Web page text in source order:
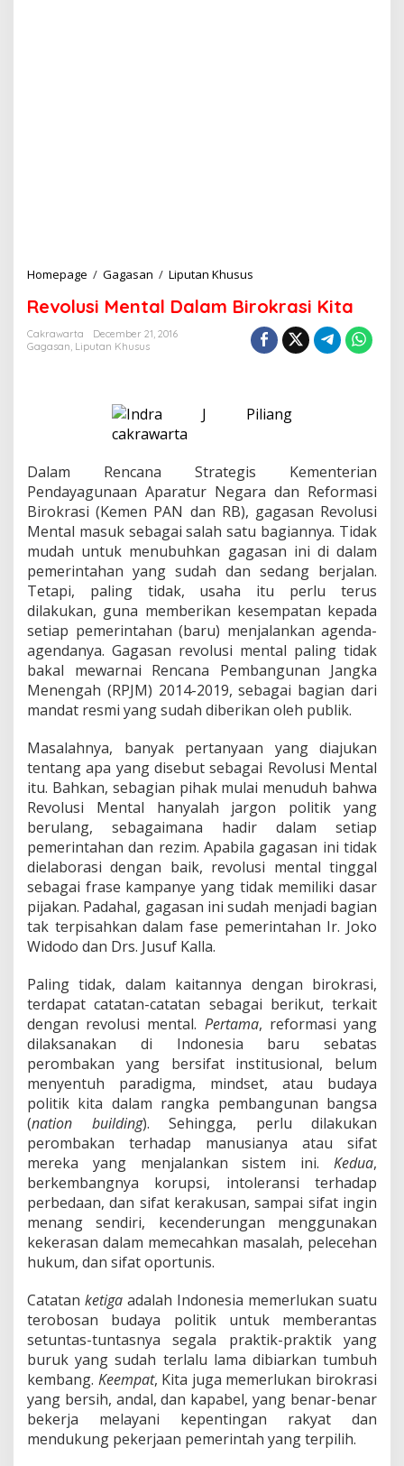
Homepage / Gagasan / Liputan Khusus
v
o
u
e
a
l
D
a
l
a
m
B
r
o
k
r
a
s
i
i
t
a
Revolusi Mental Dalam Birokrasi Kita
Cakrawarta
December 21, 2016
Gagasan, Liputan Khusus
Dalam Rencana Strategis Kementerian
Pendayagunaan Aparatur Negara dan Reformasi
Birokrasi (Kemen PAN dan RB), gagasan Revolusi
Mental masuk sebagai salah satu bagiannya. Tidak
mudah untuk menubuhkan gagasan ini di dalam
pemerintahan yang sudah dan sedang berjalan.
Tetapi, paling tidak, usaha itu perlu terus
dilakukan, guna memberikan kesempatan kepada
setiap pemerintahan (baru) menjalankan agenda-
agendanya. Gagasan revolusi mental paling tidak
bakal mewarnai Rencana Pembangunan Jangka
Menengah (RPJM) 2014-2019, sebagai bagian dari
mandat resmi yang sudah diberikan oleh publik.
Masalahnya, banyak pertanyaan yang diajukan
tentang apa yang disebut sebagai Revolusi Mental
itu. Bahkan, sebagian pihak mulai menuduh bahwa
Revolusi Mental hanyalah jargon politik yang
berulang, sebagaimana hadir dalam setiap
pemerintahan dan rezim. Apabila gagasan ini tidak
dielaborasi dengan baik, revolusi mental tinggal
sebagai frase kampanye yang tidak memiliki dasar
pijakan. Padahal, gagasan ini sudah menjadi bagian
tak terpisahkan dalam fase pemerintahan Ir. Joko
Widodo dan Drs. Jusuf Kalla.
Paling tidak, dalam kaitannya dengan birokrasi,
terdapat catatan-catatan sebagai berikut, terkait
dengan revolusi mental. Pertama, reformasi yang
dilaksanakan di Indonesia baru sebatas
perombakan yang bersifat institusional, belum
menyentuh paradigma, mindset, atau budaya
politik kita dalam rangka pembangunan bangsa
(nation building). Sehingga, perlu dilakukan
perombakan terhadap manusianya atau sifat
mereka yang menjalankan sistem ini. Kedua,
berkembangnya korupsi, intoleransi terhadap
perbedaan, dan sifat kerakusan, sampai sifat ingin
menang sendiri, kecenderungan menggunakan
kekerasan dalam memecahkan masalah, pelecehan
hukum, dan sifat oportunis.
Catatan ketiga adalah Indonesia memerlukan suatu
terobosan budaya politik untuk memberantas
setuntas-tuntasnya segala praktik-praktik yang
buruk yang sudah terlalu lama dibiarkan tumbuh
kembang. Keempat, Kita juga memerlukan birokrasi
yang bersih, andal, dan kapabel, yang benar-benar
bekerja melayani kepentingan rakyat dan
mendukung pekerjaan pemerintah yang terpilih.